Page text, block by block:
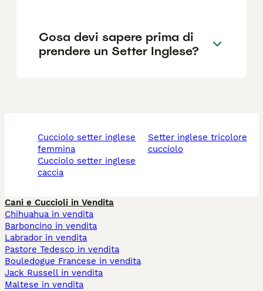
Cosa devi sapere prima di
prendere un Setter Inglese?
cucciolo setter inglese
femmina
cucciolo setter inglese
caccia
setter inglese tricolore
cucciolo
Cani e Cuccioli in Vendita
Chihuahua in vendita
Barboncino in vendita
Labrador in vendita
Pastore Tedesco in vendita
Bouledogue Francese in vendita
Jack Russell in vendita
Maltese in vendita